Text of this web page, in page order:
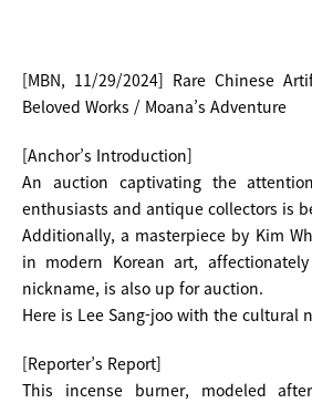
[MBN, 11/29/2024] Rare Chinese
Beloved Works / Moana’s Adventure
[Anchor’s Introduction]
An auction captivating the
enthusiasts and antique collectors is
Additionally, a masterpiece by Kim
in modern Korean art,
nickname, is also up for auction.
Here is Lee Sang-joo with the cultural
[Reporter’s Report]
This incense burner, modeled